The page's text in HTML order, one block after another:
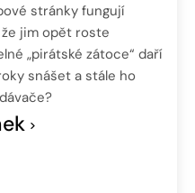
stránky fungují
jim opět roste
„pirátské zátoce“ daří
snášet a stále ho